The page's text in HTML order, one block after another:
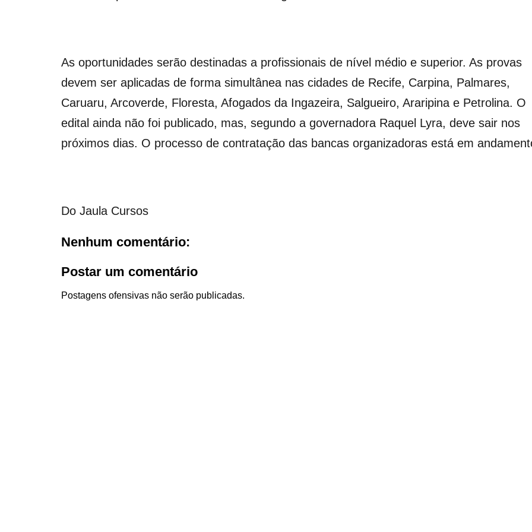
As oportunidades serão destinadas a profissionais de nível médio e superior. As provas
devem ser aplicadas de forma simultânea nas cidades de Recife, Carpina, Palmares,
Caruaru, Arcoverde, Floresta, Afogados da Ingazeira, Salgueiro, Araripina e Petrolina. O
edital ainda não foi publicado, mas, segundo a governadora Raquel Lyra, deve sair nos
próximos dias. O processo de contratação das bancas organizadoras está em
Do Jaula Cursos
Nenhum comentário:
Postar um comentário
Postagens ofensivas não serão publicadas.